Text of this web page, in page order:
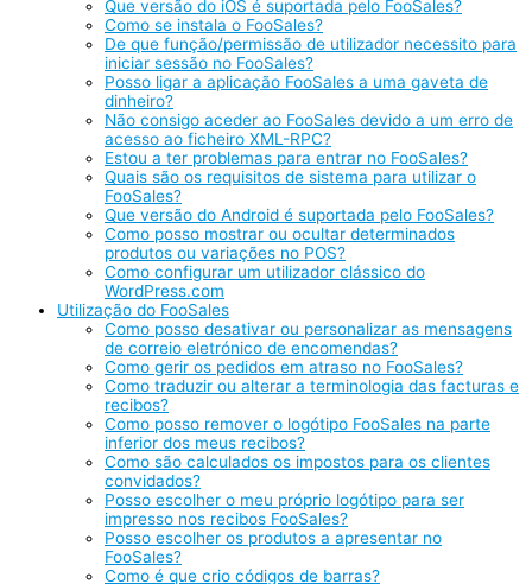
Que versão do iOS é suportada pelo FooSales?
Como se instala o FooSales?
De que função/permissão de utilizador necessito para
iniciar sessão no FooSales?
Posso ligar a aplicação FooSales a uma gaveta de
dinheiro?
Não consigo aceder ao FooSales devido a um erro de
acesso ao ficheiro XML-RPC?
Estou a ter problemas para entrar no FooSales?
Quais são os requisitos de sistema para utilizar o
FooSales?
Que versão do Android é suportada pelo FooSales?
Como posso mostrar ou ocultar determinados
produtos ou variações no POS?
Como configurar um utilizador clássico do
WordPress.com
Utilização do FooSales
Como posso desativar ou personalizar as mensagens
de correio eletrónico de encomendas?
Como gerir os pedidos em atraso no FooSales?
Como traduzir ou alterar a terminologia das facturas e
recibos?
Como posso remover o logótipo FooSales na parte
inferior dos meus recibos?
Como são calculados os impostos para os clientes
convidados?
Posso escolher o meu próprio logótipo para ser
impresso nos recibos FooSales?
Posso escolher os produtos a apresentar no
FooSales?
Como é que crio códigos de barras?